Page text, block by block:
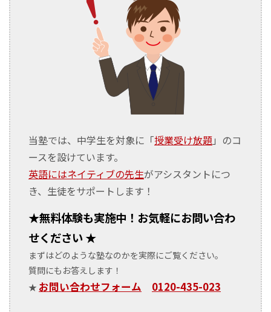
当塾では、中学生を対象に「授業受け放題」のコ
ースを設けています。
英語にはネイティブの先生がアシスタントにつ
き、生徒をサポートします！
★無料体験も実施中！お気軽にお問い合わ
せください ★
まずはどのような塾なのかを実際にご覧ください。
質問にもお答えします！
★ お問い合わせフォーム 0120-435-023